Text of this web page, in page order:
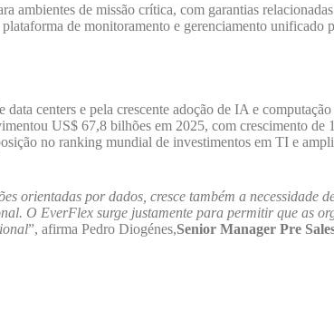
de missão crítica, com garantias
de monitoramento e gerenciamento unificado
centers e pela crescente adoção de IA e
US$ 67,8 bilhões em 2025, com crescimento
no ranking mundial de investimentos em TI e
orientadas por dados, cresce também a necessidade
O EverFlex surge justamente para permitir que as
”, afirma Pedro Diogénes,Senior Manager Pre